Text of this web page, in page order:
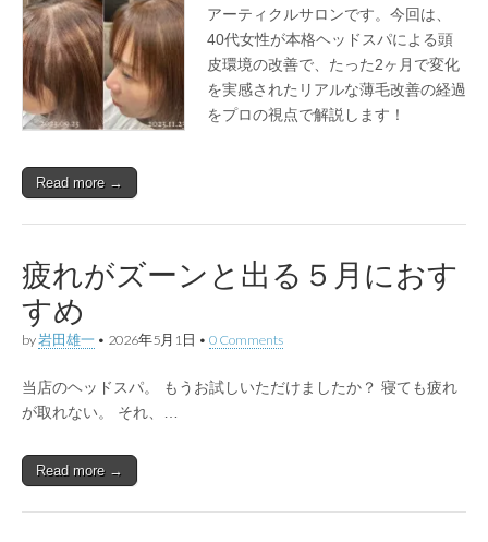
アーティクルサロンです。今回は、
40代女性が本格ヘッドスパによる頭
皮環境の改善で、たった2ヶ月で変化
を実感されたリアルな薄毛改善の経過
をプロの視点で解説します！
Read more →
疲れがズーンと出る５月におす
すめ
by岩田雄一 • 2026年5月1日 • 0 Comments
当店のヘッドスパ。 もうお試しいただけましたか？ 寝ても疲れ
が取れない。 それ、…
Read more →